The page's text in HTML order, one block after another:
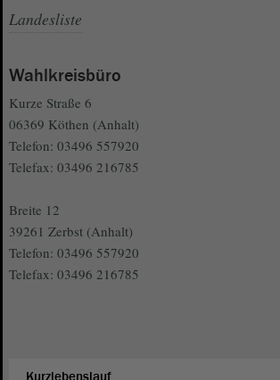
Landesliste
Wahlkreisbüro
Kurze Straße 6
06369 Köthen (Anhalt)
Telefon: 03496 557920
Telefax: 03496 216785
Breite 12
39261 Zerbst (Anhalt)
Telefon: 03496 557920
Telefax: 03496 216785